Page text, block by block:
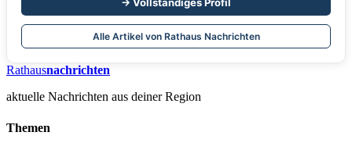
→ Vollständiges Profil
Alle Artikel von Rathaus Nachrichten
Rathausnachrichten
aktuelle Nachrichten aus deiner Region
Themen